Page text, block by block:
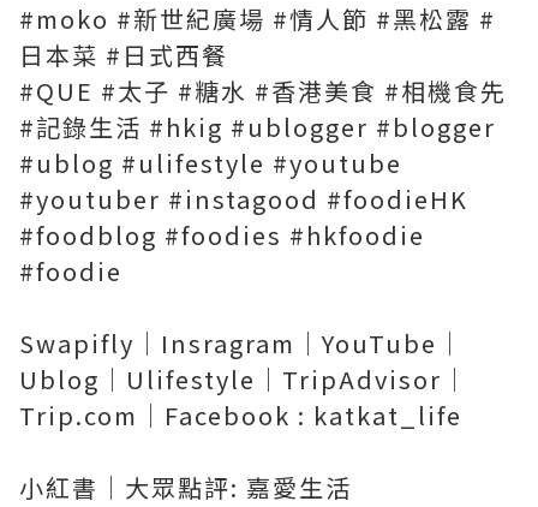
#moko #新世紀廣場 #情人節 #黑松露 #
日本菜 #日式西餐
#QUE #太子 #糖水 #香港美食 #相機食先
#記錄生活 #hkig #ublogger #blogger
#ublog #ulifestyle #youtube
#youtuber #instagood #foodieHK
#foodblog #foodies #hkfoodie
#foodie
Swapifly｜Insragram｜YouTube｜
Ublog｜Ulifestyle｜TripAdvisor｜
Trip.com｜Facebook : katkat_life
小紅書｜大眾點評: 嘉愛生活